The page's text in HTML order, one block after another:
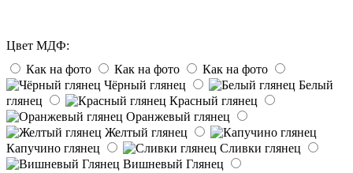
Цвет МДФ:
Как на фото
Как на фото
Как на фото
Чёрный глянец
Белый
глянец
Красный глянец
Оранжевый глянец
Желтый глянец
Капучино глянец
Сливки глянец
Вишневый Глянец